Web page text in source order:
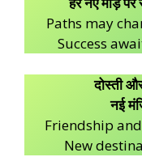
Paths may
Success
दोस्ती
नई
Friendship
New